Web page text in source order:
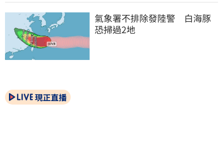
氣象署不排除發陸警　白海豚
恐掃過2地
現正直播